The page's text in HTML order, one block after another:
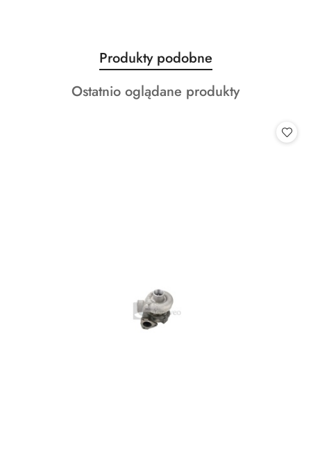
Pomiń karuzelę produktów
Produkty
o
statusie:
Produkty podobne
Produkty
Ostatnio oglądane produkty